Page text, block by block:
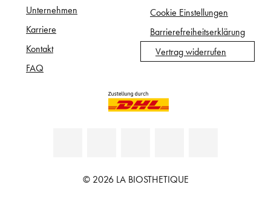
Unternehmen
Karriere
Kontakt
FAQ
Cookie Einstellungen
Barrierefreiheitserklärung
Vertrag widerrufen
© 2026 LA BIOSTHETIQUE